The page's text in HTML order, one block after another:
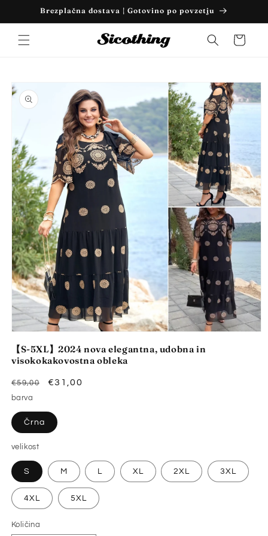
vsebino
Brezplačna dostava | Gotovino po povzetju
Košarica
na
informacije
o izdelku
vsebine
odprite
modalnem
【S-5XL】2024 nova elegantna, udobna in
visokokakovostna obleka
Redna
cena
€59,00
Znižana
€31,00
barva
Črna
velikost
S M L XL 2XL 3XL
4XL 5XL
Količina
Količina